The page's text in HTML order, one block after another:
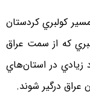
كولبري كردستان
كه از سمت عراق
زيادي در استان‌هاي
عراق درگير شوند.